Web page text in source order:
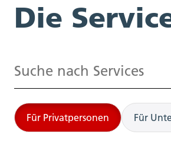
Die
Suchen
Für Privatpersonen Für